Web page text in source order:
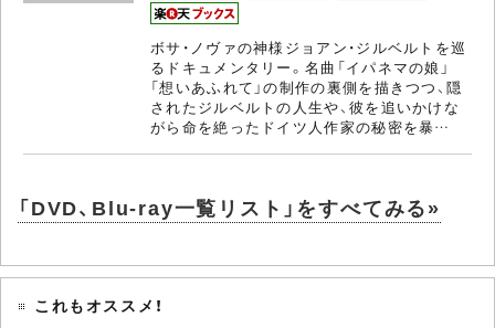
ボサ・ノヴァの神様ジョアン・ジルベルトを巡
るドキュメンタリー。名曲「イパネマの娘」
「想いあふれて」の制作の裏側を描きつつ、隠
されたジルベルトの人生や、彼を追いかけな
がら命を絶ったドイツ人作家の秘密を暴…
「DVD、Blu-ray一覧リスト」をすべてみる»
これもオススメ！